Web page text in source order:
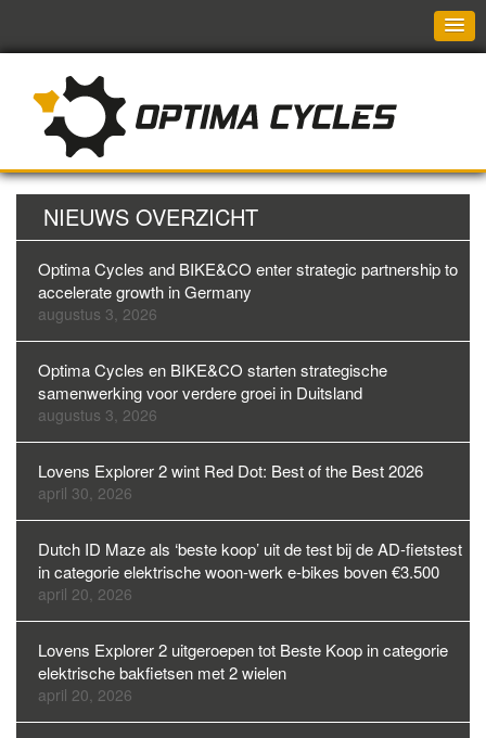
NIEUWS OVERZICHT
Optima Cycles and BIKE&CO enter strategic partnership to
accelerate growth in Germany
augustus 3, 2026
Optima Cycles en BIKE&CO starten strategische
samenwerking voor verdere groei in Duitsland
augustus 3, 2026
Lovens Explorer 2 wint Red Dot: Best of the Best 2026
april 30, 2026
Dutch ID Maze als ‘beste koop’ uit de test bij de AD-fietstest
in categorie elektrische woon-werk e-bikes boven €3.500
april 20, 2026
Lovens Explorer 2 uitgeroepen tot Beste Koop in categorie
elektrische bakfietsen met 2 wielen
april 20, 2026